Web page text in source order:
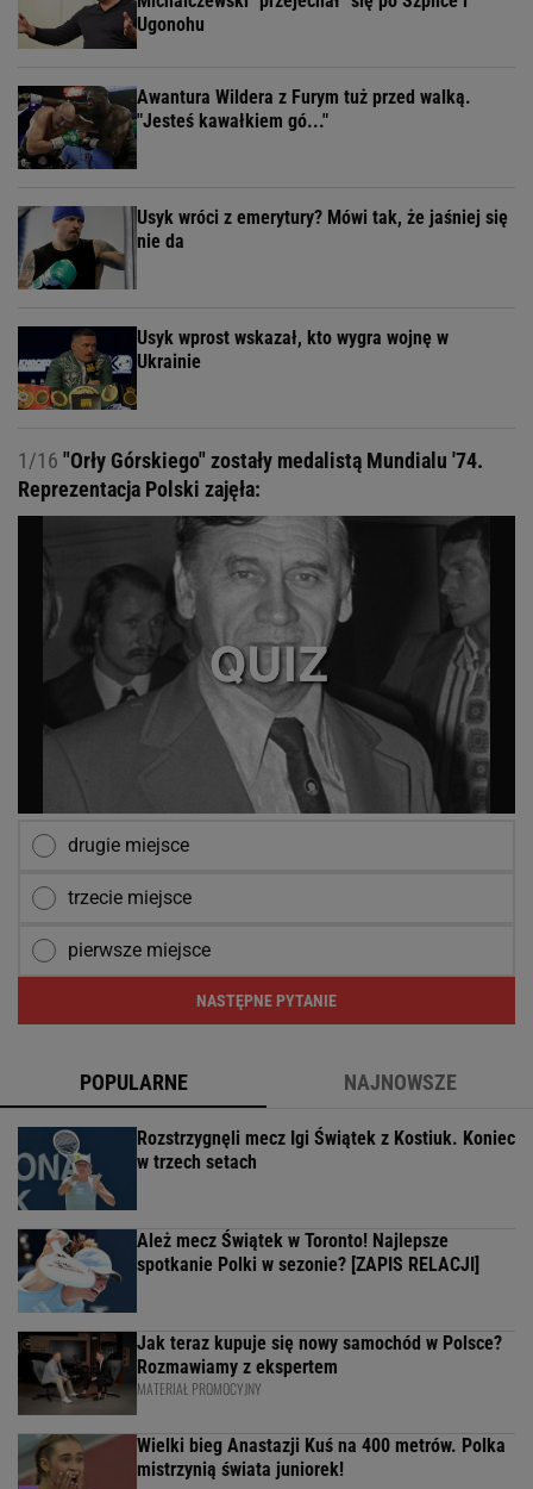
Ugonohu
Awantura Wildera z Furym tuż przed walką.
"Jesteś kawałkiem gó..."
Usyk wróci z emerytury? Mówi tak, że jaśniej się
nie da
Usyk wprost wskazał, kto wygra wojnę w
Ukrainie
1/16 "Orły Górskiego" zostały medalistą Mundialu '74.
Reprezentacja Polski zajęła:
drugie miejsce
trzecie miejsce
pierwsze miejsce
NASTĘPNE PYTANIE
POPULARNE NAJNOWSZE
Rozstrzygnęli mecz Igi Świątek z Kostiuk. Koniec
w trzech setach
Ależ mecz Świątek w Toronto! Najlepsze
spotkanie Polki w sezonie? [ZAPIS RELACJI]
Jak teraz kupuje się nowy samochód w Polsce?
Rozmawiamy z ekspertem
MATERIAŁ PROMOCYJNY
Wielki bieg Anastazji Kuś na 400 metrów. Polka
mistrzynią świata juniorek!